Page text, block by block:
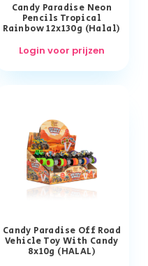
Candy Paradise Neon
Pencils Tropical
Rainbow 12x130g (Halal)
Login voor prijzen
Candy Paradise Off Road
Vehicle Toy With Candy
8x10g (HALAL)